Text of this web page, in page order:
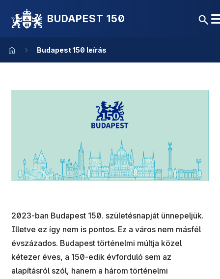
BUDAPEST 150
Budapest 150 leírás
2023-ban Budapest 150. születésnapját ünnepeljük.
Illetve ez így nem is pontos. Ez a város nem másfél
évszázados. Budapest történelmi múltja közel
kétezer éves, a 150-edik évforduló sem az
alapításról szól, hanem a három történelmi